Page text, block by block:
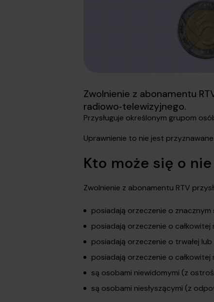
Zwolnienie z abonamentu
radiowo‑telewizyjnego.
Przysługuje określonym grupom
Uprawnienie to nie jest
Kto może się o
Zwolnienie z abonamentu RTV
posiadają orzeczenie o
posiadają orzeczenie o
posiadają orzeczenie o trwałej
posiadają orzeczenie o
są osobami niewidomymi (z
są osobami niesłyszącymi (z